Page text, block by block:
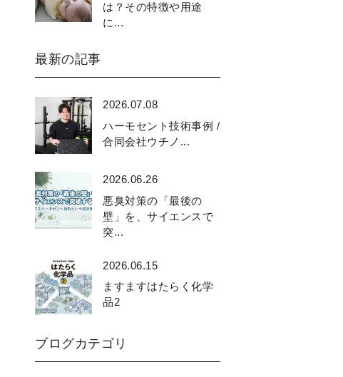
は？その特徴や用途
に...
最新の記事
2026.07.08
ハーモセント技術事例 /
合同会社ウチノ...
2026.06.26
悪臭対策の「最後の
壁」を、サイエンスで
突...
2026.06.15
ますますはたらく化学
品2
ブログカテゴリ